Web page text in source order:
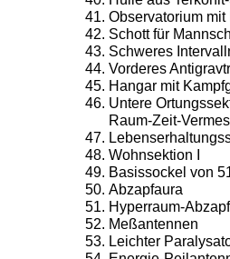
Observatorium
Schott für
Schweres
Vorderes
Hangar mit
Untere
Raum-Zeit-
Wohnsektion I
Basissockel von
Abzapfaura
Hyperraum-
Meßantennen
Leichter